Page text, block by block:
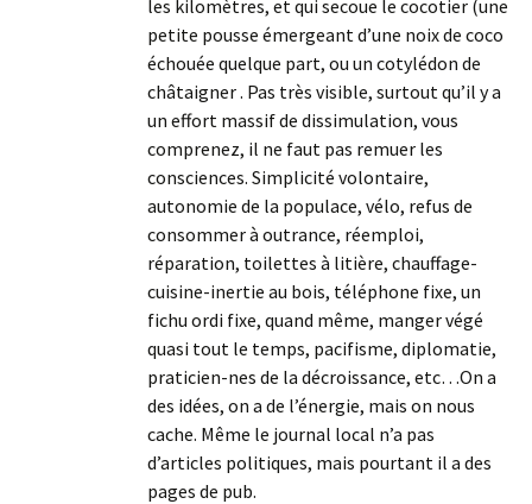
les kilomètres, et qui secoue le cocotier (une
petite pousse émergeant d’une noix de coco
échouée quelque part, ou un cotylédon de
châtaigner . Pas très visible, surtout qu’il y a
un effort massif de dissimulation, vous
comprenez, il ne faut pas remuer les
consciences. Simplicité volontaire,
autonomie de la populace, vélo, refus de
consommer à outrance, réemploi,
réparation, toilettes à litière, chauffage-
cuisine-inertie au bois, téléphone fixe, un
fichu ordi fixe, quand même, manger végé
quasi tout le temps, pacifisme, diplomatie,
praticien-nes de la décroissance, etc…On a
des idées, on a de l’énergie, mais on nous
cache. Même le journal local n’a pas
d’articles politiques, mais pourtant il a des
pages de pub.